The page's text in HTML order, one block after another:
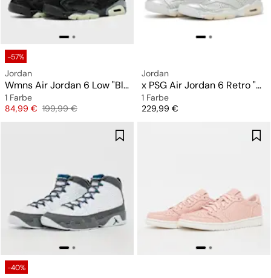
-57%
Jordan
Wmns Air Jordan 6 Low "Blackout"
1 Farbe
Preis
84,99 € Originalpreis
199,99 €
Jordan
x PSG Air Jordan 6 Retro "Metallic Silver"
1 Farbe
Preis
229,99 €
-40%